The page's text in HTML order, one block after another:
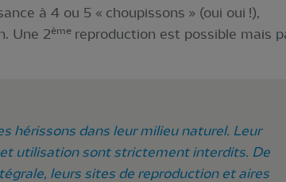
à 4 ou 5 « choupissons » (oui oui !),
Une 2èmereproduction est possible mais
hérissons dans leur milieu naturel. Leur
utilisation sont strictement interdits. De
leurs sites de reproduction et aires